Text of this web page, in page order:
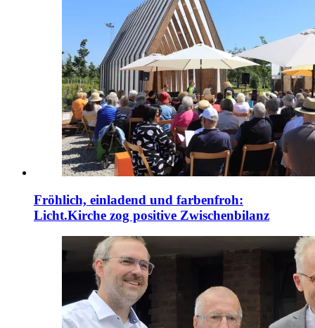
Fröhlich, einladend und farbenfroh:
Licht.Kirche zog positive Zwischenbilanz